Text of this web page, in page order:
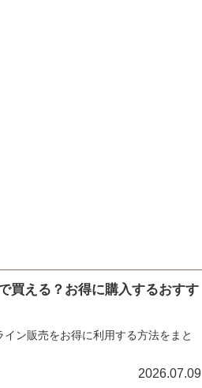
買える？お得に購入するおすす
ン販売をお得に利用する方法をまと
2026.07.09